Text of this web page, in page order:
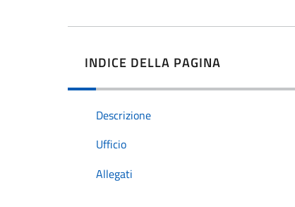
INDICE DELLA PAGINA
Descrizione
Ufficio
Allegati